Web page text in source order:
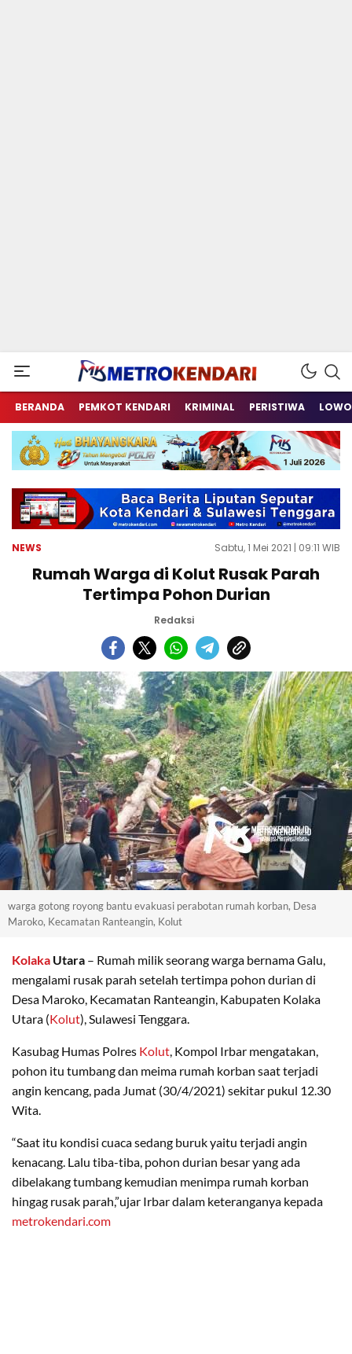
metrokendari
Berita Terkini Sulawesi Tenggara
BERANDA PEMKOT KENDARI KRIMINAL PERISTIWA
NEWS Sabtu, 1 Mei 2021 | 09:11 WIB
Rumah Warga di Kolut Rusak Parah
Tertimpa Pohon Durian
Redaksi
warga gotong royong bantu evakuasi perabotan rumah korban, Desa
Maroko, Kecamatan Ranteangin, Kolut
Kolaka Utara – Rumah milik seorang warga bernama Galu,
mengalami rusak parah setelah tertimpa pohon durian di
Desa Maroko, Kecamatan Ranteangin, Kabupaten Kolaka
Utara (Kolut), Sulawesi Tenggara.
Kasubag Humas Polres Kolut, Kompol Irbar mengatakan,
pohon itu tumbang dan meima rumah korban saat terjadi
angin kencang, pada Jumat (30/4/2021) sekitar pukul 12.30
Wita.
“Saat itu kondisi cuaca sedang buruk yaitu terjadi angin
kenacang. Lalu tiba-tiba, pohon durian besar yang ada
dibelakang tumbang kemudian menimpa rumah korban
hingag rusak parah,”ujar Irbar dalam keteranganya kepada
metrokendari.com